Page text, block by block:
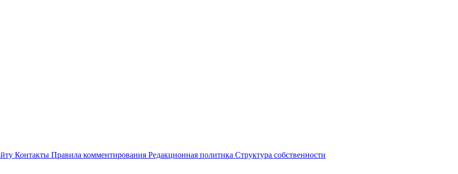
Контакты Правила комментирования Редакционная политика Структура собственности